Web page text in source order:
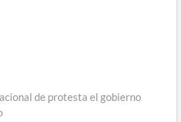
de protesta el gobierno